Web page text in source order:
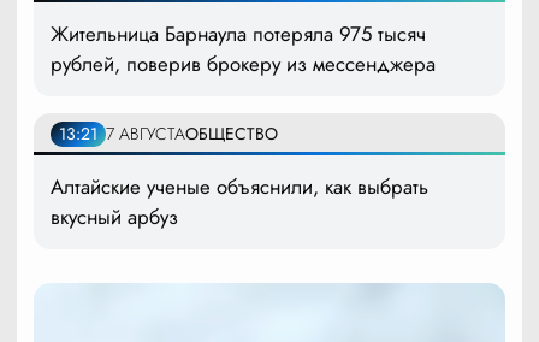
Жительница Барнаула потеряла 975 тысяч
рублей, поверив брокеру из мессенджера
13:21 7 АВГУСТАОБЩЕСТВО
Алтайские ученые объяснили, как выбрать
вкусный арбуз